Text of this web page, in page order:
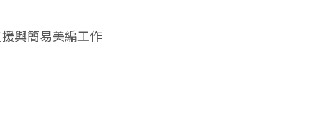
與簡易美編工作